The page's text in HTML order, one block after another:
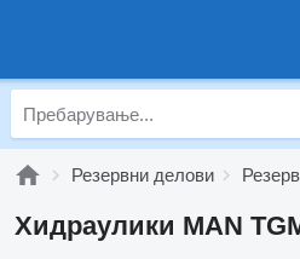
Резервни делови
Хидраулики MAN